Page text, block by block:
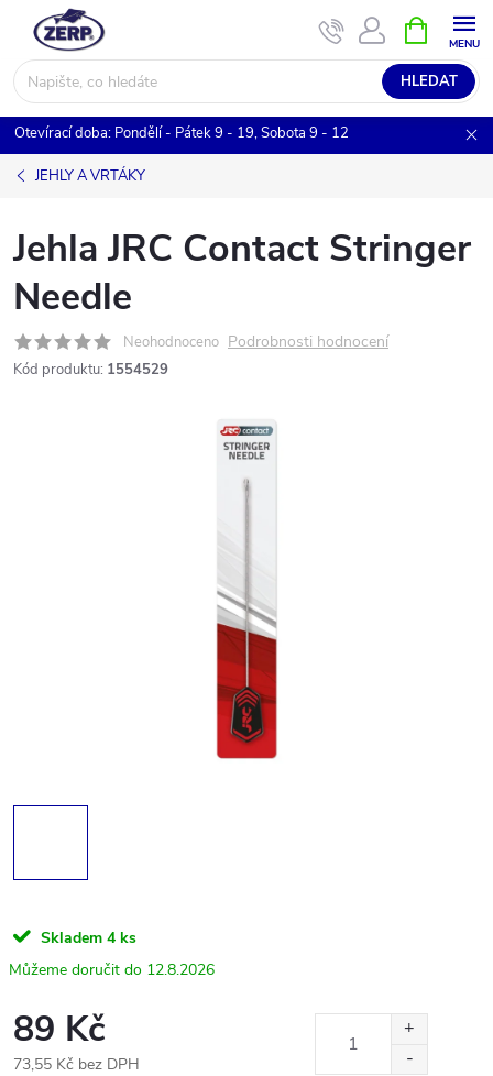
obsah
HLEDAT
NÁKUPNÍ
KOŠÍK
Otevírací doba: Pondělí - Pátek 9 - 19, Sobota 9 - 12
JEHLY A VRTÁKY
Jehla JRC Contact Stringer
Needle
Neohodnoceno Podrobnosti hodnocení
Kód produktu: 1554529
Skladem 4 ks
12.8.2026
89 Kč
73,55 Kč bez DPH